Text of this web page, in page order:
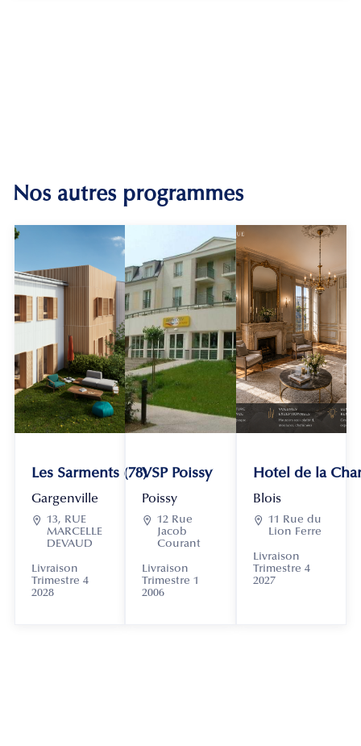
Nos autres programmes
Les Sarments (78)
Gargenville
 13, RUE
MARCELLE
DEVAUD
Livraison
Trimestre 4
2028
VSP Poissy
Poissy
 12 Rue
Jacob
Courant
Livraison
Trimestre 1
2006
Hotel de la
Blois
 11 Rue du
Lion Ferre
Livraison
Trimestre 4
2027